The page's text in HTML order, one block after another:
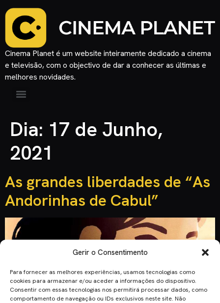
Gerir o Consentimento
Para fornecer as melhores experiências, usamos tecnologias como
cookies para armazenar e/ou aceder a informações do dispositivo.
Consentir com essas tecnologias nos permitirá processar dados, como
comportamento de navegação ou IDs exclusivos neste site. Não
Cinema Planet é um website inteiramente dedicado a cinema
e televisão, com o objectivo de dar a conhecer as últimas e
melhores novidades.
Dia: 17 de Junho,
2021
As grandes liberdades de “As
Andorinhas de Cabul”